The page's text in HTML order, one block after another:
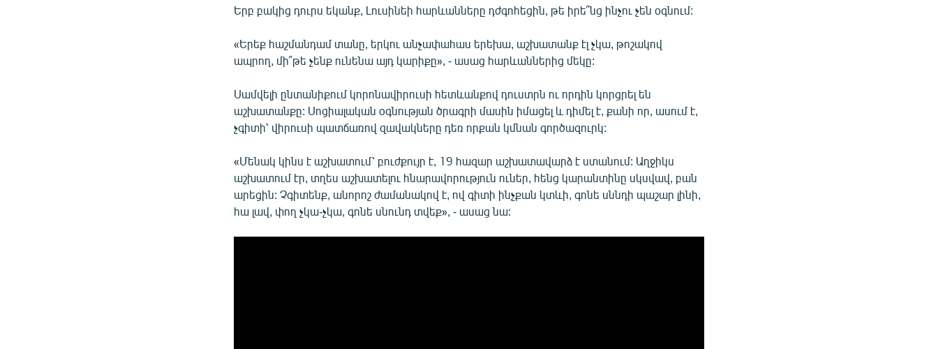
Երբ բակից դուրս եկանք, Լուսինեի հարևանները դժգոհեցին, թե իրե՞նց ինչու չեն օգնում:
«Երեք հաշմանդամ տանը, երկու անչափահաս երեխա, աշխատանք էլ չկա, թոշակով
ապրող, մի՞թե չենք ունենա այդ կարիքը», - ասաց հարևաններից մեկը:
Սամվելի ընտանիքում կորոնավիրուսի հետևանքով դուստրն ու որդին կորցրել են
աշխատանքը: Սոցիալական օգնության ծրագրի մասին իմացել և դիմել է, քանի որ, ասում է,
չգիտի՝ վիրուսի պատճառով զավակները դեռ որքան կմնան գործազուրկ:
«Մենակ կինս է աշխատում՝ բուժքույր է, 19 հազար աշխատավարձ է ստանում: Աղջիկս
աշխատում էր, տղես աշխատելու հնարավորություն ուներ, հենց կարանտինը սկսվավ, բան
արեցին: Չգիտենք, անորոշ ժամանակով է, ով գիտի ինչքան կտևի, գոնե սննդի պաշար լինի,
հա լավ, փող չկա-չկա, գոնե սնունդ տվեք», - ասաց նա: